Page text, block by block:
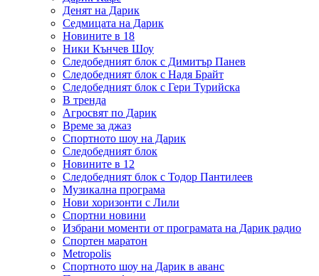
Денят на Дарик
Седмицата на Дарик
Новините в 18
Ники Кънчев Шоу
Следобедният блок с Димитър Панев
Следобедният блок с Надя Брайт
Следобедният блок с Гери Турийска
В тренда
Агросвят по Дарик
Време за джаз
Спортното шоу на Дарик
Следобедният блок
Новините в 12
Следобедният блок с Тодор Пантилеев
Музикална програма
Нови хоризонти с Лили
Спортни новини
Избрани моменти от програмата на Дарик радио
Спортен маратон
Metropolis
Спортното шоу на Дарик в аванс